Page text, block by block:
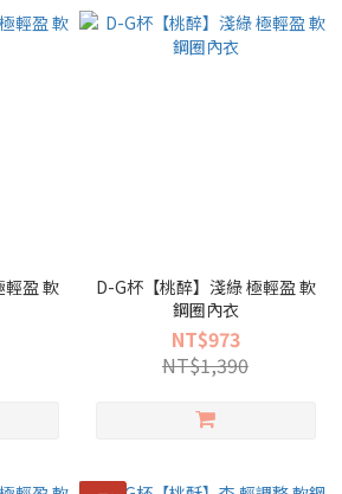
輕盈 軟
D-G杯【桃醉】淺綠 極輕盈 軟
鋼圈內衣
NT$973
NT$1,390